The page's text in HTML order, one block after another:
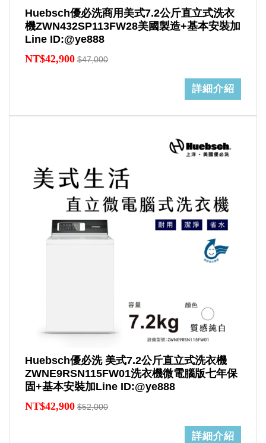
Huebsch優必洗商用美式7.2公斤直立式洗衣
機ZWN432SP113FW28美國製造+基本安裝加
Line ID:@ye888
NT$42,900 $47,000
詳細介紹
Huebsch優必洗 美式7.2公斤直立式洗衣機
ZWNE9RSN115FW01洗衣機微電腦版七年保
固+基本安裝加Line ID:@ye888
NT$42,900 $52,000
詳細介紹